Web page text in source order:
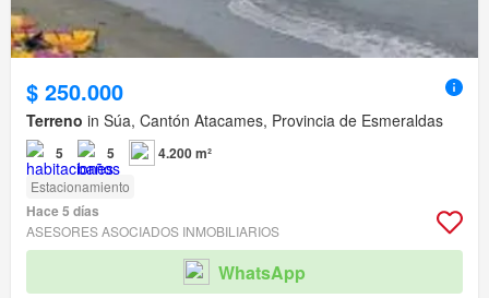
$ 250.000
Terreno in Súa, Cantón Atacames, Provincia de Esmeraldas
5 5 4.200 m²
Estacionamiento
Hace 5 días
ASESORES ASOCIADOS INMOBILIARIOS
WhatsApp